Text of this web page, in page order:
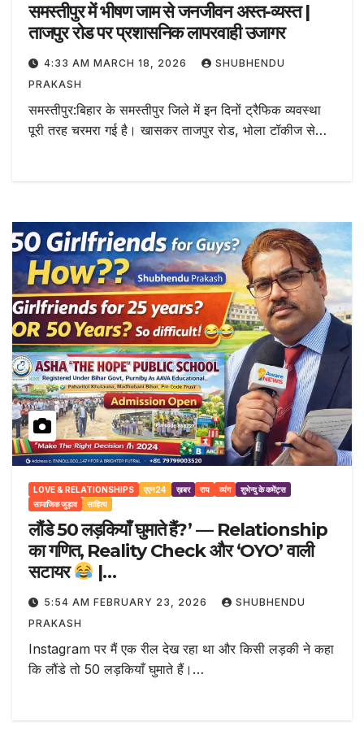
समस्तीपुर में भीषण जाम से जनजीवन अस्त-व्यस्त |
ताजपुर रोड पर प्रशासनिक लापरवाही उजागर
4:33 AM MARCH 18, 2026
SHUBHENDU
PRAKASH
समस्तीपुर:बिहार के समस्तीपुर जिले में इन दिनों ट्रैफिक व्यवस्था
पूरी तरह चरमरा गई है। खासकर ताजपुर रोड, भोला टॉकीज से…
LOVE & RELATIONSHIPS एएन24 ख़बर राय व्यंग
शुभेन्दु के कमेंट्स
सामाजिक जुड़ाव
साहित्य
लौंडे 50 लड़कियाँ घुमाते हैं?’ — Relationship
का गणित, Reality Check और ‘OYO’ वाली
सटायर
|
#shubhendukecomments
5:54 AM FEBRUARY 23, 2026
SHUBHENDU
PRAKASH
Instagram पर मैं एक रील देख रहा था और किसी लड़की ने कहा
कि लौंडे तो 50 लड़कियाँ घुमाते हैं।…